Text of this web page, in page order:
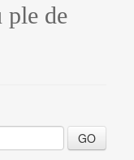
ple de
GO